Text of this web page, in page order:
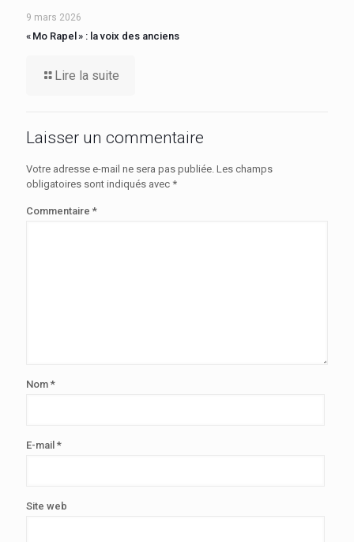
9 mars 2026
« Mo Rapel » : la voix des anciens
Lire la suite
Laisser un commentaire
Votre adresse e-mail ne sera pas publiée. Les champs
obligatoires sont indiqués avec *
Commentaire *
Nom *
E-mail *
Site web